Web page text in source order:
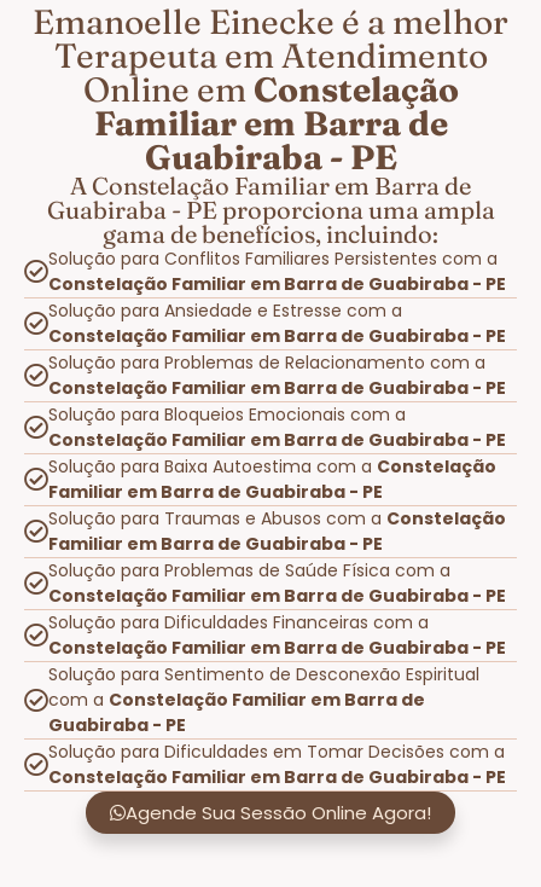
Emanoelle Einecke é a melhor
Terapeuta em Atendimento
Online em Constelação
Familiar em Barra de
Guabiraba - PE
A Constelação Familiar em Barra de
Guabiraba - PE proporciona uma ampla
gama de benefícios, incluindo:
Solução para Conflitos Familiares Persistentes com a
Constelação Familiar em Barra de Guabiraba - PE
Solução para Ansiedade e Estresse com a
Constelação Familiar em Barra de Guabiraba - PE
Solução para Problemas de Relacionamento com a
Constelação Familiar em Barra de Guabiraba - PE
Solução para Bloqueios Emocionais com a
Constelação Familiar em Barra de Guabiraba - PE
Solução para Baixa Autoestima com a Constelação
Familiar em Barra de Guabiraba - PE
Solução para Traumas e Abusos com a Constelação
Familiar em Barra de Guabiraba - PE
Solução para Problemas de Saúde Física com a
Constelação Familiar em Barra de Guabiraba - PE
Solução para Dificuldades Financeiras com a
Constelação Familiar em Barra de Guabiraba - PE
Solução para Sentimento de Desconexão Espiritual
com a Constelação Familiar em Barra de
Guabiraba - PE
Solução para Dificuldades em Tomar Decisões com a
Constelação Familiar em Barra de Guabiraba - PE
Agende Sua Sessão Online Agora!